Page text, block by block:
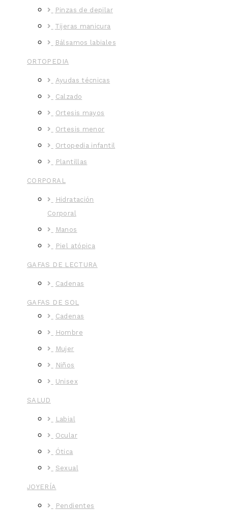
Pinzas de depilar
Tijeras manicura
Bálsamos labiales
ORTOPEDIA
Ayudas técnicas
Calzado
Ortesis mayos
Ortesis menor
Ortopedia infantil
Plantillas
CORPORAL
Hidratación
Corporal
Manos
Piel atópica
GAFAS DE LECTURA
Cadenas
GAFAS DE SOL
Cadenas
Hombre
Mujer
Niños
Unisex
SALUD
Labial
Ocular
Ótica
Sexual
JOYERÍA
Pendientes